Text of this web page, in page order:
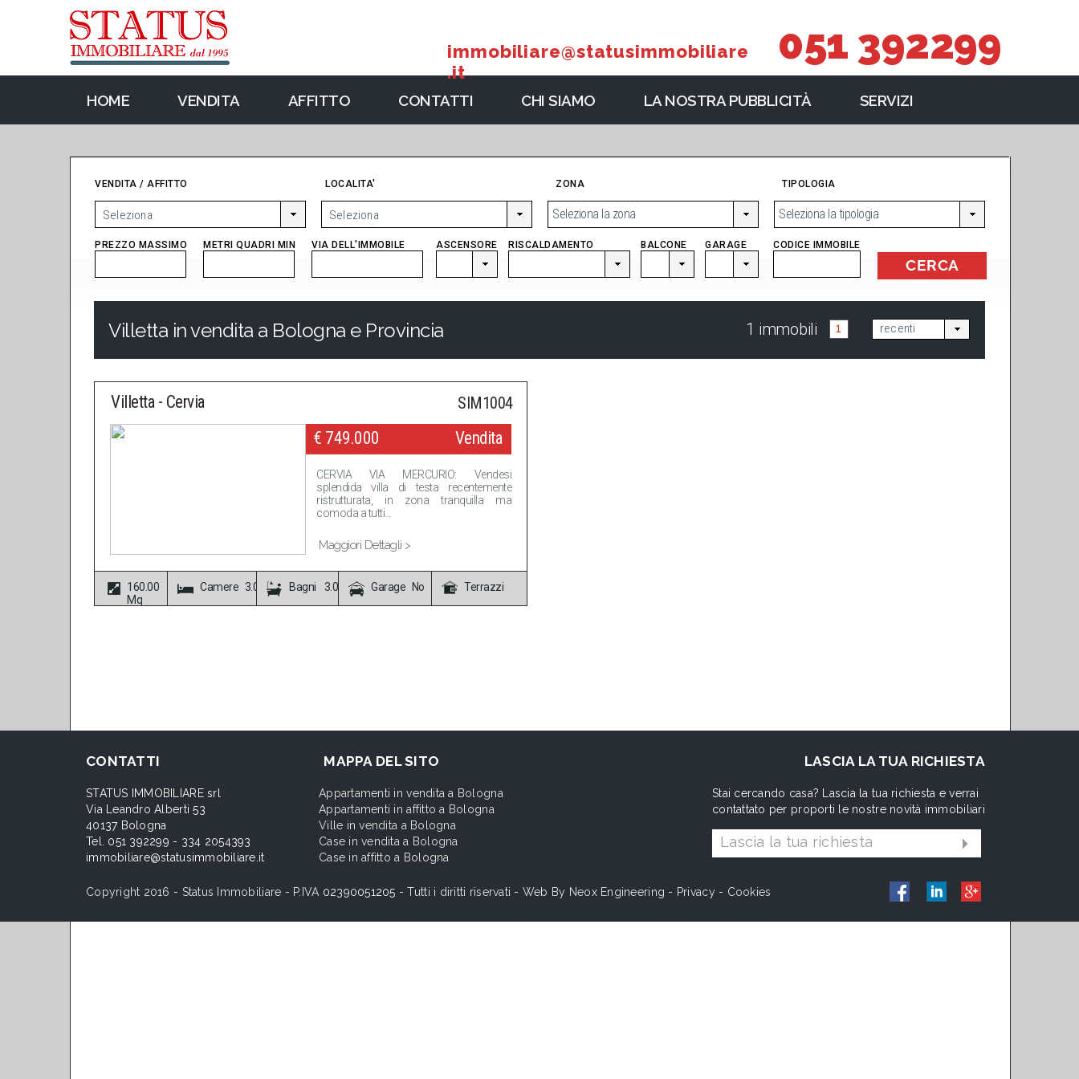
Villetta in vendita a Bologna e Provincia
Villetta - Cervia SIM1004
€ 749.000 Vendita
CERVIA VIA MERCURIO: Vendesi
splendida villa di testa recentemente
ristrutturata, in zona tranquilla ma
comoda a tutti...
Maggiori Dettagli >
160.00
Mq
Camere 3.00 Bagni 3.00 Garage No Terrazzi
1
1 immobili
VENDITA / AFFITTO LOCALITA' ZONA TIPOLOGIA
Seleziona la zona Seleziona la tipologia
PREZZO MASSIMO METRI QUADRI MIN VIA DELL'IMMOBILE ASCENSORE RISCALDAMENTO BALCONE GARAGE CODICE IMMOBILE
HOME VENDITA AFFITTO CONTATTI CHI SIAMO LA NOSTRA PUBBLICITÀ SERVIZI
immobiliare@statusimmobiliare
.it
051 392299
CONTATTI MAPPA DEL SITO LASCIA LA TUA RICHIESTA
STATUS IMMOBILIARE srl
Via Leandro Alberti 53
40137 Bologna
Tel. 051 392299 - 334 2054393
immobiliare@statusimmobiliare.it
Appartamenti in vendita a Bologna
Appartamenti in affitto a Bologna
Ville in vendita a Bologna
Case in vendita a Bologna
Case in affitto a Bologna
Stai cercando casa? Lascia la tua richiesta e verrai
contattato per proporti le nostre novità immobiliari
Lascia la tua richiesta
Copyright 2016 - Status Immobiliare - P.IVA 02390051205 - Tutti i diritti riservati - Web By Neox Engineering - Privacy- Cookies